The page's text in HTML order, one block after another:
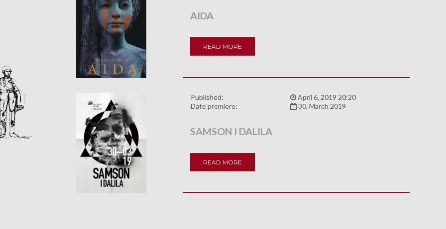
AIDA
READ MORE
Published:
April 6, 2019 20:20
Date premiere:
30, March 2019
SAMSON I DALILA
READ MORE